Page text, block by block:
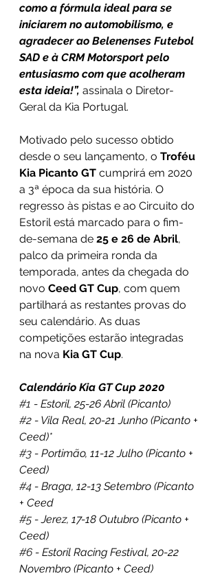
como a fórmula ideal para se
iniciarem no automobilismo, e
agradecer ao Belenenses Futebol
SAD e à CRM Motorsport pelo
entusiasmo com que acolheram
esta ideia!”, assinala o Diretor-
Geral da Kia Portugal.
Motivado pelo sucesso obtido
desde o seu lançamento, o Troféu
Kia Picanto GT cumprirá em 2020
a 3ª época da sua história. O
regresso às pistas e ao Circuito do
Estoril está marcado para o fim-
de-semana de 25 e 26 de Abril,
palco da primeira ronda da
temporada, antes da chegada do
novo Ceed GT Cup, com quem
partilhará as restantes provas do
seu calendário. As duas
competições estarão integradas
na nova Kia GT Cup.
Calendário Kia GT Cup 2020
#1 - Estoril, 25-26 Abril (Picanto)
#2 - Vila Real, 20-21 Junho (Picanto +
Ceed)*
#3 - Portimão, 11-12 Julho (Picanto +
Ceed)
#4 - Braga, 12-13 Setembro (Picanto
+ Ceed
#5 - Jerez, 17-18 Outubro (Picanto +
Ceed)
#6 - Estoril Racing Festival, 20-22
Novembro (Picanto + Ceed)